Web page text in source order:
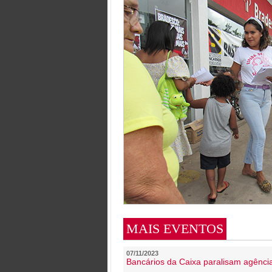
MAIS EVENTOS
07/11/2023
Bancários da Caixa paralisam